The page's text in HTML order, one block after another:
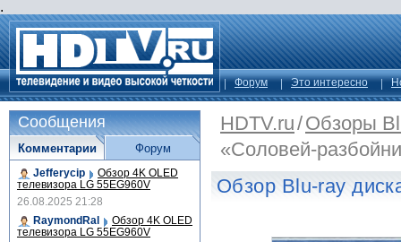
.
Форум Это интересно
HDTV.ru/Обзоры
«Соловей-
Обзор Blu-ray
Сообщения
Комментарии
Jefferycip Обзор 4K OLED
телевизора LG 55EG960V
26.08.2025 21:28
RaymondRal
Обзор 4K OLED
телевизора LG 55EG960V
Форум